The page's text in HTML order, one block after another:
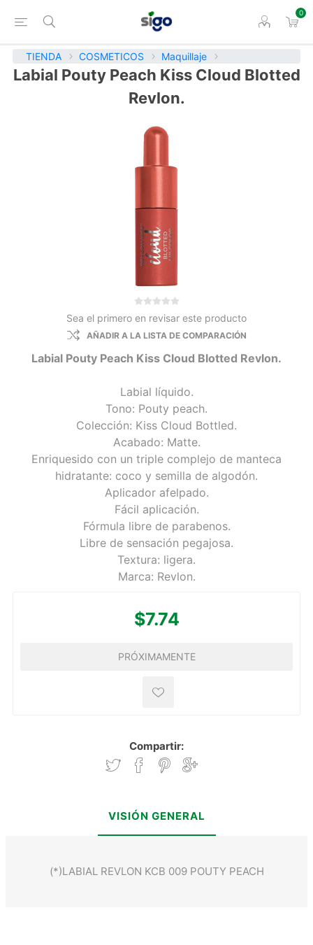
0
TIENDA COSMETICOS Maquillaje
Labial Pouty Peach Kiss Cloud Blotted
Revlon.
Sea el primero en revisar este producto
AÑADIR A LA LISTA DE COMPARACIÓN
Labial Pouty Peach Kiss Cloud Blotted Revlon.
Labial líquido.
Tono: Pouty peach.
Colección: Kiss Cloud Bottled.
Acabado: Matte.
Enriquesido con un triple complejo de manteca
hidratante: coco y semilla de algodón.
Aplicador afelpado.
Fácil aplicación.
Fórmula libre de parabenos.
Libre de sensación pegajosa.
Textura: ligera.
Marca: Revlon.
$7.74
PRÓXIMAMENTE
Compartir:
VISIÓN GENERAL
(*)LABIAL REVLON KCB 009 POUTY PEACH